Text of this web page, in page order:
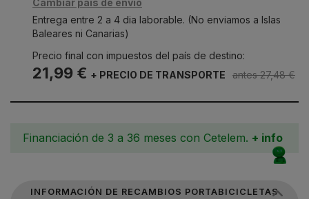
Entrega entre 2 a 4 dia laborable. (No enviamos a Islas
Baleares ni Canarias)
Precio final con impuestos del país de destino:
21,99 € + PRECIO DE TRANSPORTE antes 27,48 €
Financiación de 3 a 36 meses con Cetelem. + info
INFORMACIÓN DE RECAMBIOS PORTABICICLETAS